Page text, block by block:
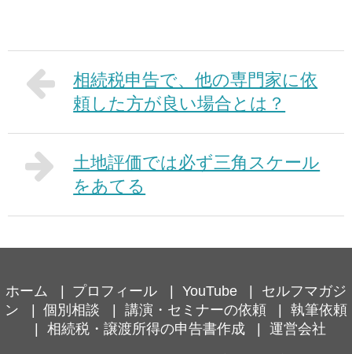
相続税申告で、他の専門家に依
頼した方が良い場合とは？
土地評価では必ず三角スケール
をあてる
ホーム プロフィール YouTube
セルフマガジ
ン
個別相談 講演・セミナーの依頼
執筆依頼
相続税・譲渡所得の申告書作成
運営会社